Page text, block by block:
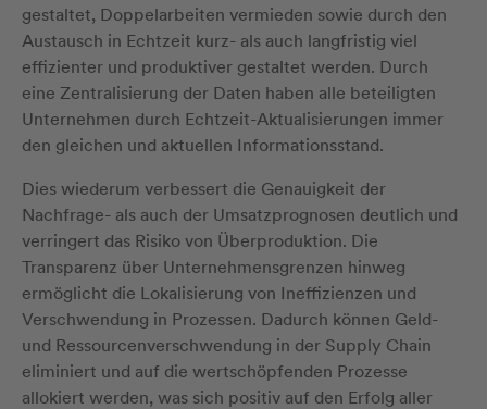
gestaltet, Doppelarbeiten vermieden sowie durch den
Austausch in Echtzeit kurz- als auch langfristig viel
effizienter und produktiver gestaltet werden. Durch
eine Zentralisierung der Daten haben alle beteiligten
Unternehmen durch Echtzeit-Aktualisierungen immer
den gleichen und aktuellen Informationsstand.
Dies wiederum verbessert die Genauigkeit der
Nachfrage- als auch der Umsatzprognosen deutlich und
verringert das Risiko von Überproduktion. Die
Transparenz über Unternehmensgrenzen hinweg
ermöglicht die Lokalisierung von Ineffizienzen und
Verschwendung in Prozessen. Dadurch können Geld-
und Ressourcenverschwendung in der Supply Chain
eliminiert und auf die wertschöpfenden Prozesse
allokiert werden, was sich positiv auf den Erfolg aller